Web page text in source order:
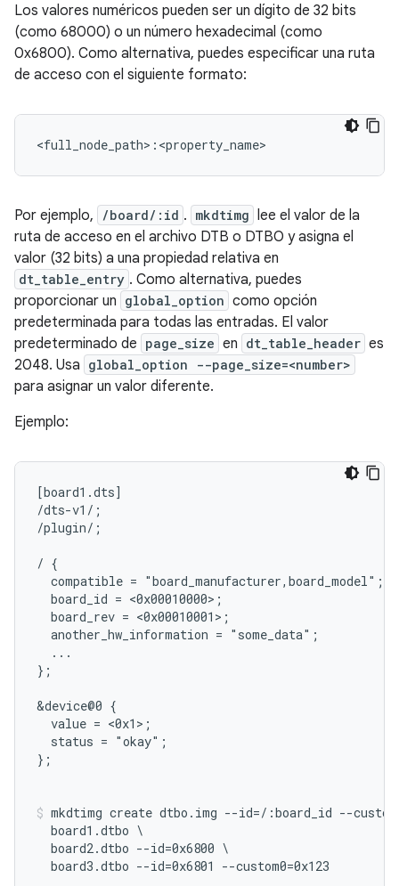
Los valores numéricos pueden ser un dígito de 32 bits
(como 68000) o un número hexadecimal (como
0x6800). Como alternativa, puedes especificar una ruta
de acceso con el siguiente formato:
<full_node_path>:<property_name>
Por ejemplo, /board/:id . mkdtimg
lee el valor de la
ruta de acceso en el archivo DTB o DTBO y asigna el
valor (32 bits) a una propiedad relativa en
dt_table_entry . Como alternativa, puedes
proporcionar un global_option como opción
predeterminada para todas las entradas. El valor
predeterminado de page_size en dt_table_header es
2048. Usa global_option --page_size=<number>
para asignar un valor diferente.
Ejemplo:
[board1.dts]
/dts-v1/;
/plugin/;
/ {
  compatible = "board_manufacturer,board_model";
  board_id = <0x00010000>;
  board_rev = <0x00010001>;
  another_hw_information = "some_data";
  ...
};
&device@0 {
  value = <0x1>;
  status = "okay";
};
mkdtimg create dtbo.img --id=/:board_id --
  board1.dtbo \
  board2.dtbo --id=0x6800 \